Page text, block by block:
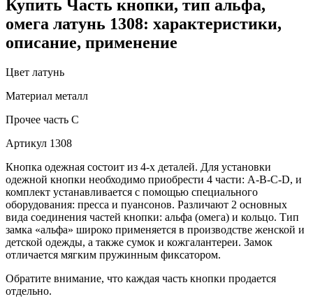
Купить Часть кнопки, тип альфа,
омега латунь 1308: характеристики,
описание, применение
Цвет латунь
Материал металл
Прочее часть С
Артикул 1308
Кнопка одежная состоит из 4-х деталей. Для установки
одежной кнопки необходимо приобрести 4 части: A-B-C-D, и
комплект устанавливается с помощью специального
оборудования: пресса и пуансонов. Различают 2 основных
вида соединения частей кнопки: альфа (омега) и кольцо. Тип
замка «альфа» широко применяется в производстве женской и
детской одежды, а также сумок и кожгалантереи. Замок
отличается мягким пружинным фиксатором.
Обратите внимание, что каждая часть кнопки продается
отдельно.